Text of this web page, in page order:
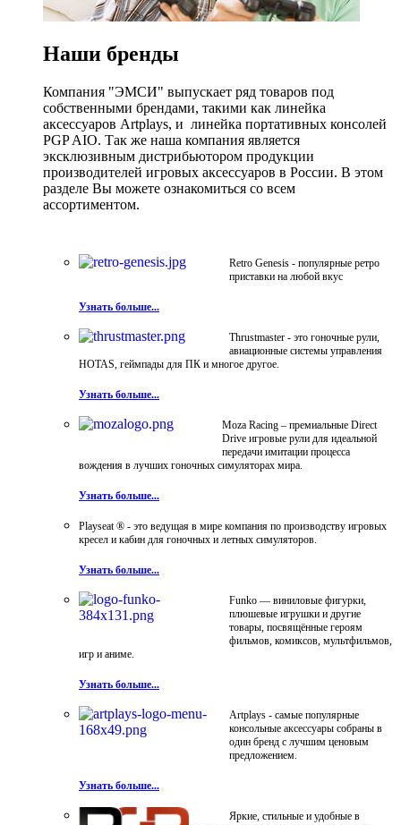
Наши бренды
Компания "ЭМСИ" выпускает ряд товаров под
собственными брендами, такими как линейка
аксессуаров Artplays, и линейка портативных консолей
PGP AIO. Так же наша компания является
эксклюзивным дистрибьютором продукции
производителей игровых аксессуаров в России. В этом
разделе Вы можете ознакомиться со всем
ассортиментом.
Retro Genesis - популярные ретро
приставки на любой вкус
Узнать больше...
Thrustmaster - это гоночные рули,
авиационные системы управления
HOTAS, геймпады для ПК и многое другое.
Узнать больше...
Moza Racing – премиальные Direct
Drive игровые рули для идеальной
передачи имитации процесса
вождения в лучших гоночных симуляторах мира.
Узнать больше...
Playseat ® - это ведущая в мире компания по производству игровых
кресел и кабин для гоночных и летных симуляторов.
Узнать больше...
Funko — виниловые фигурки,
плюшевые игрушки и другие
товары, посвящённые героям
фильмов, комиксов, мультфильмов,
игр и аниме.
Узнать больше...
Artplays - самые популярные
консольные аксессуары собраны в
один бренд с лучшим ценовым
предложением.
Узнать больше...
Яркие, стильные и удобные в